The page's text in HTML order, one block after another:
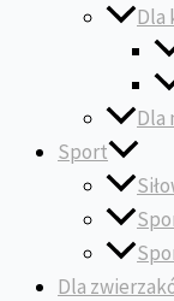
Dla
Dla
Sport
Dla